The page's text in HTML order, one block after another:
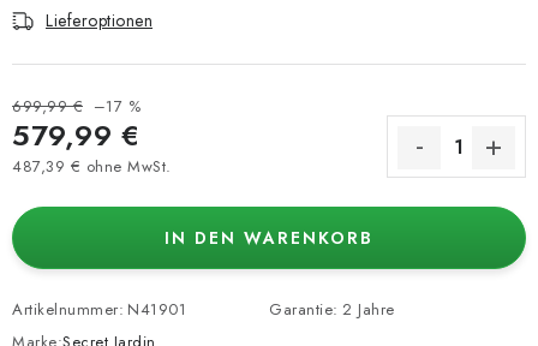
Lieferoptionen
699,99 € –17 %
579,99 €
487,39 € ohne MwSt.
IN DEN WARENKORB
Artikelnummer: N41901
Garantie: 2 Jahre